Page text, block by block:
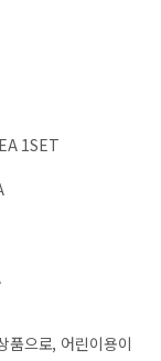
1SET
품으로, 어린이용이